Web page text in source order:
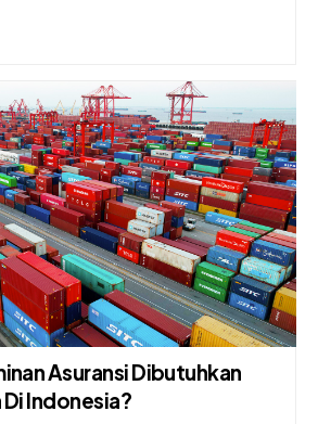
Asuransi Dibutuhkan
Indonesia?